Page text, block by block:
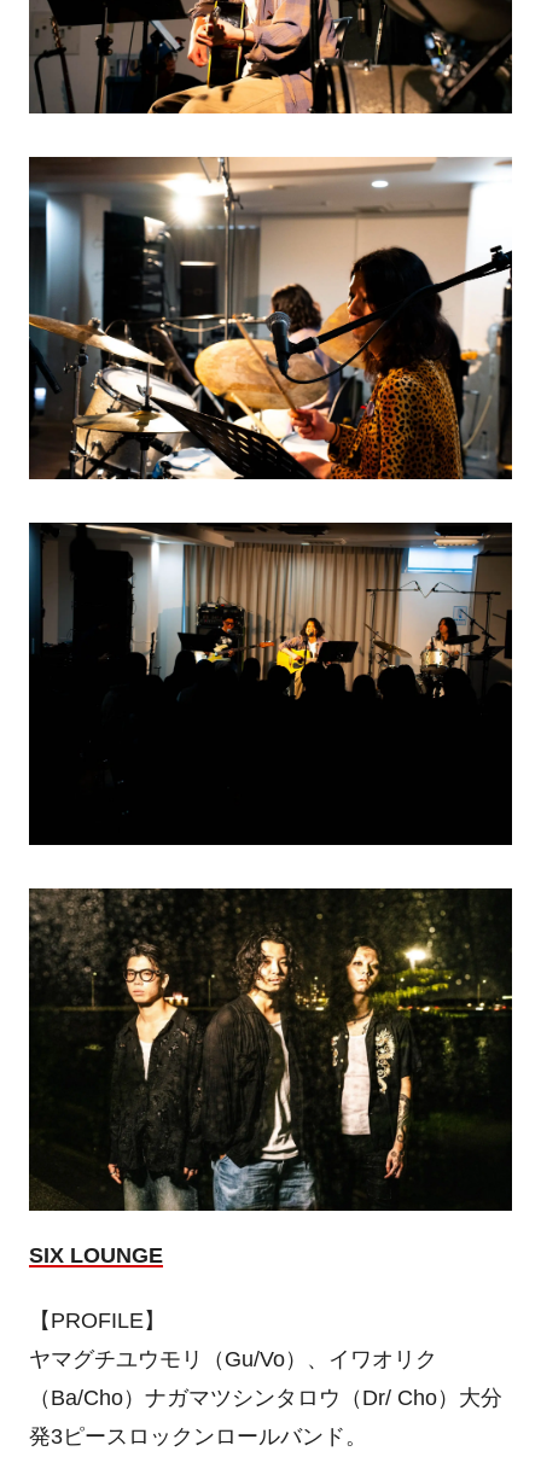
SIX LOUNGE
【PROFILE】
ヤマグチユウモリ（Gu/Vo）、イワオリク
（Ba/Cho）ナガマツシンタロウ（Dr/ Cho）大分
発3ピースロックンロールバンド。